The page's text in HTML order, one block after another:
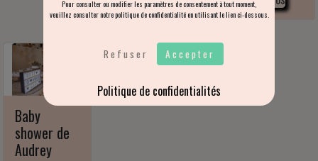
Pour consulter ou modifier les paramètres de consentement à tout moment,
veuillez consulter notre politique de confidentialité en utilisant le lien ci-dessous.
Refuser Accepter
Politique de confidentialités
Baby
shower de
Audrey